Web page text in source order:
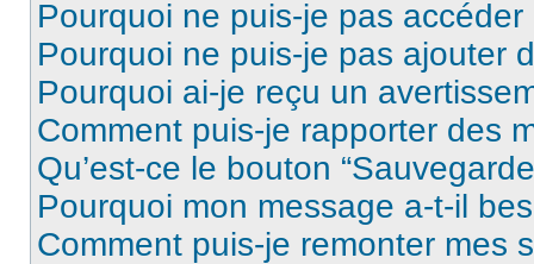
Pourquoi ne puis-je pas
Pourquoi ne puis-je pas ajouter
Pourquoi ai-je reçu un
Comment puis-je rapporter des
Qu’est-ce le bouton
Pourquoi mon message a-t-il
Comment puis-je remonter mes